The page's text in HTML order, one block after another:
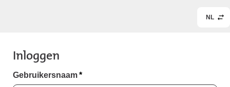
NL
Inloggen
Gebruikersnaam*